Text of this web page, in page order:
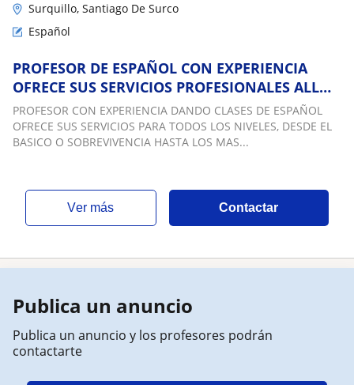
Surquillo, Santiago De Surco
Español
PROFESOR DE ESPAÑOL CON EXPERIENCIA
OFRECE SUS SERVICIOS PROFESIONALES ALL
LEVELS
PROFESOR CON EXPERIENCIA DANDO CLASES DE ESPAÑOL
OFRECE SUS SERVICIOS PARA TODOS LOS NIVELES, DESDE EL
BASICO O SOBREVIVENCIA HASTA LOS MAS...
ver más Contactar
Publica un anuncio
Publica un anuncio y los profesores podrán
contactarte